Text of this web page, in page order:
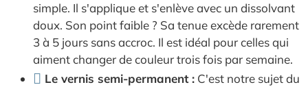
simple. Il s'applique et s'enlève avec un dissolvant
doux. Son point faible ? Sa tenue excède rarement
3 à 5 jours sans accroc. Il est idéal pour celles qui
aiment changer de couleur trois fois par semaine.
Le vernis semi-permanent : C'est notre sujet du